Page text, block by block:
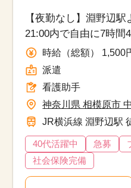
【夜勤なし】淵野辺
21:00内で自由に7時間
能◇時給1500円＋別途
時給（総額） 1,500
派遣
看護助手
神奈川県 相模原市
JR横浜線 淵野辺駅
40代活躍中 急募
社会保険完備